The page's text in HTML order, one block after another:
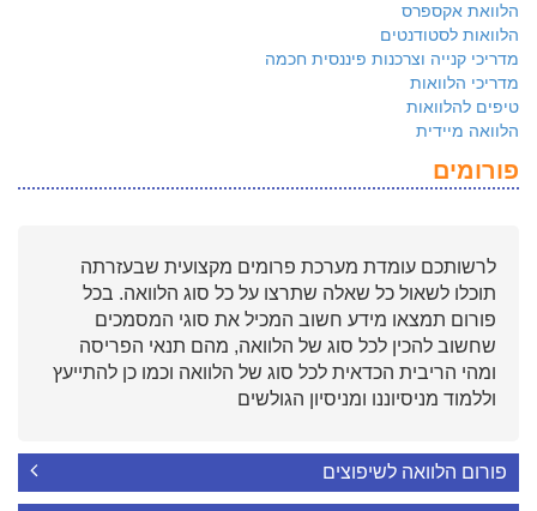
הלוואת אקספרס
הלוואות לסטודנטים
מדריכי קנייה וצרכנות פיננסית חכמה
מדריכי הלוואות
טיפים להלוואות
הלוואה מיידית
פורומים
לרשותכם עומדת מערכת פרומים מקצועית שבעזרתה
תוכלו לשאול כל שאלה שתרצו על כל סוג הלוואה. בכל
פורום תמצאו מידע חשוב המכיל את סוגי המסמכים
שחשוב להכין לכל סוג של הלוואה, מהם תנאי הפריסה
ומהי הריבית הכדאית לכל סוג של הלוואה וכמו כן להתייעץ
וללמוד מניסיוננו ומניסיון הגולשים
פורום הלוואה לשיפוצים